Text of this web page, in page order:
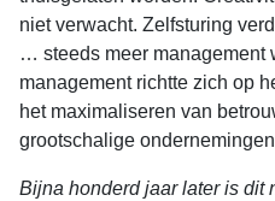
niet verwacht. Zelfsturing
… steeds meer management
management richtte zich op
het maximaliseren van
grootschalige
Bijna honderd jaar later is dit